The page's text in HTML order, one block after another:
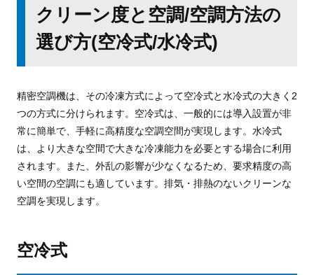
クリーン度と空調/空調方法の
選び方(空冷式/水冷式)
精密空調機は、その冷凍方式によって空冷式と水冷式の大きく2
つの方式に分けられます。空冷式は、一般的には導入設置が非
常に簡単で、手軽に高精度な空調空間が実現します。水冷式
は、より大きな空間で大きな冷凍能力を必要とする場合に利用
されます。また、外乱の影響が少なくなるため、要求精度の高
い空間の空調にも適しています。排気・排熱のないクリーンな
空調を実現します。
空冷式